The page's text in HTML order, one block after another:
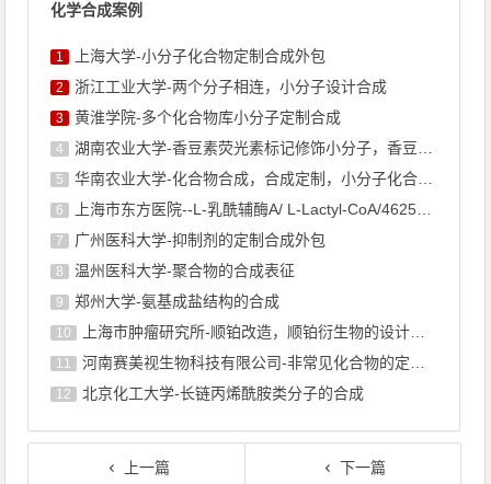
化学合成案例
1 上海大学-小分子化合物定制合成外包
2 浙江工业大学-两个分子相连，小分子设计合成
3 黄淮学院-多个化合物库小分子定制合成
4 湖南农业大学-香豆素荧光素标记修饰小分子，香豆素衍生物的合成
5 华南农业大学-化合物合成，合成定制，小分子化合物的订购
6 上海市东方医院--L-乳酰辅酶A/ L-Lactyl-CoA/4625-32-5/1926 ...
7 广州医科大学-抑制剂的定制合成外包
8 温州医科大学-聚合物的合成表征
9 郑州大学-氨基成盐结构的合成
10 上海巿肿瘤研究所-顺铂改造，顺铂衍生物的设计合成
11 河南赛美视生物科技有限公司-非常见化合物的定制合成，工艺研发
12 北京化工大学-长链丙烯酰胺类分子的合成
上一篇
下一篇